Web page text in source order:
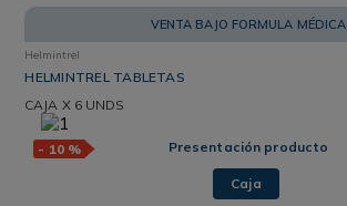
VENTA BAJO FORMULA MÉDICA
Helmintrel
HELMINTREL TABLETAS
CAJA X 6 UNDS
- 10 % Presentación producto
Caja
4. Savvy